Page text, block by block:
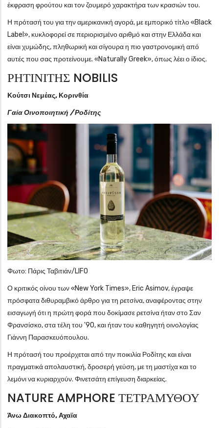
έκφραση φρούτου και τον ζουμερό χαρακτήρα των κρασιών του.
Η πρότασή του για την αμερικανική αγορά, με εμπορικό τίτλο «Black
Label», κυκλοφορεί σε περιορισμένο αριθμό και στην Ελλάδα και
είναι χυμώδης, πληθωρική και σίγουρα η πιο γαστρονομική από
αυτές που σας προτείνουμε. «Naturally Greek», όπως λέει ο ίδιος.
ΡΗΤΙΝΙΤΗΣ NOBILIS
Κούτσι Νεμέας, Κορινθία
Γαία Οινοποιητική / Ροδίτης
Φωτο: Πάρις Ταβιτιάν/LIFO
Ο κριτικός οίνου των «New York Times», Eric Asimov, έγραψε
πρόσφατα διθυραμβικό άρθρο για τη ρετσίνα, αναφέροντας στην
εισαγωγή ότι η πρώτη φορά που δοκίμασε ρετσίνα ήταν στο Σαν
Φρανσίσκο, στα τέλη του '90, και ήταν του καθηγητή οινολογίας
Γιάννη Παρασκευόπουλου.
Η πρότασή του προέρχεται από την ποικιλία Ροδίτης και είναι
πραγματικά απολαυστική, δροσερή γεύση, με τη μαστίχα και το
λεμόνι να κυριαρχούν. Φινετσάτη επίγευση διαρκείας.
NATURE AMPHORE ΤΕΤΡΑΜΥΘΟΥ
Άνω Διακοπτό, Αχαϊα